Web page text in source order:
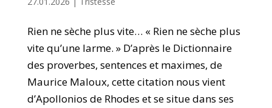
Rien ne sèche plus vite… « Rien ne sèche plus
vite qu’une larme. » D’après le Dictionnaire
des proverbes, sentences et maximes, de
Maurice Maloux, cette citation nous vient
d’Apollonios de Rhodes et se situe dans ses